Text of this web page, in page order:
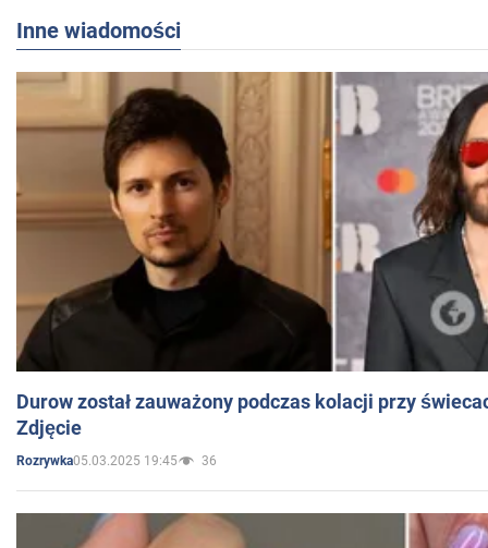
Inne wiadomości
Durow został zauważony podczas kolacji przy
Zdjęcie
Rozrywka05.03.2025 19:45 36